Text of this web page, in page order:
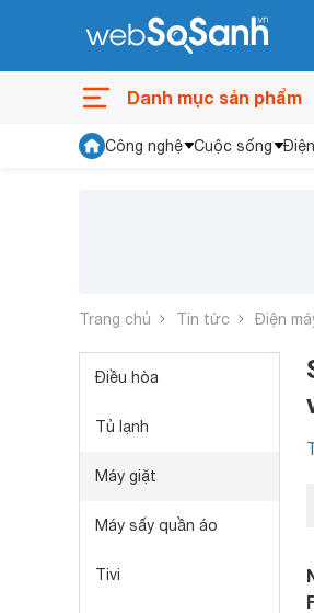
Danh mục sản phẩm
Công nghệ Cuộc sống
Trang chủ Tin tức Điện
Điều hòa
Tủ lạnh
Máy giặt
Máy sấy quần áo
Tivi